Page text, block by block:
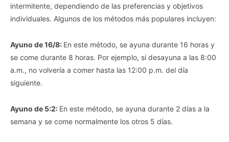
intermitente, dependiendo de las preferencias y objetivos
individuales. Algunos de los métodos más populares incluyen:
Ayuno de 16/8: En este método, se ayuna durante 16 horas y
se come durante 8 horas. Por ejemplo, si desayuna a las 8:00
a.m., no volvería a comer hasta las 12:00 p.m. del día
siguiente.
Ayuno de 5:2: En este método, se ayuna durante 2 días a la
semana y se come normalmente los otros 5 días.